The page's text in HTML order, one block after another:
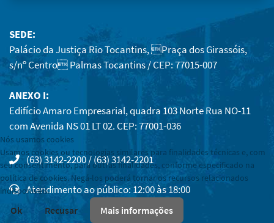
SEDE:
Palácio da Justiça Rio Tocantins, Praça dos Girassóis,
s/nº Centro Palmas Tocantins / CEP: 77015-007
ANEXO I:
Edifício Amaro Empresarial, quadra 103 Norte Rua NO-11
com Avenida NS 01 LT 02. CEP: 77001-036
(63) 3142-2200 / (63) 3142-2201
Atendimento ao público: 12:00 às 18:00
Nós usamos cookies
Usamos cookies ou tecnologias similares para finalidades técnicas e, com
seu consentimento, para outras finalidades, conforme especificado na
política de cookies. Negá-los poderá tornar os recursos relacionados
indisponíveis.
Ok Recusar Mais informações